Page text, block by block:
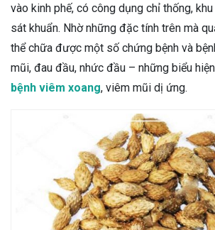
vào kinh phế, có công dụng chỉ thống,
sát khuẩn. Nhờ những đặc tính trên mà
thể chữa được một số chứng bệnh và
mũi, đau đầu, nhức đầu – những biểu
bệnh viêm xoang, viêm mũi dị ứng.